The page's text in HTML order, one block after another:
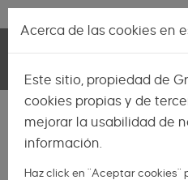
Pasar al contenido principal
navigation
Acerca de las cookies en
Este sitio, propiedad de
cookies propias y de
mejorar la usabilidad de
información.
Haz click en "Aceptar